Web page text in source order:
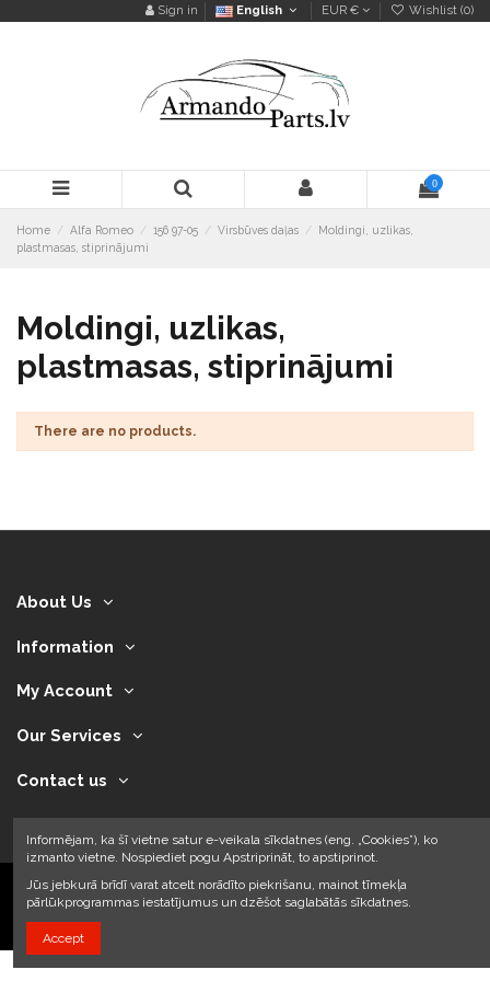
Sign in English EUR € Wishlist (0)
0
Home Alfa Romeo 156 97-05 Virsbūves daļas
Moldingi, uzlikas,
plastmasas, stiprinājumi
Moldingi, uzlikas,
plastmasas, stiprinājumi
There are no products.
About Us
Information
My Account
Our Services
Contact us
Informējam, ka šī vietne satur e-veikala sīkdatnes (eng. „Cookies”), ko
izmanto vietne. Nospiediet pogu Apstriprināt, to apstiprinot.
Jūs jebkurā brīdī varat atcelt norādīto piekrišanu, mainot tīmekļa
pārlūkprogrammas iestatījumus un dzēšot saglabātās sīkdatnes.
Accept